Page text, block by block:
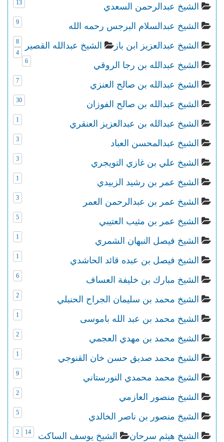
الشيخ عبدالرحمن السعدي 13
الشيخ عبدالسلام البرجس رحمه الله 9
الشيخ عبدالعزيز ابن باز 8 الشيخ عبدالله القصير
4
الشيخ عبدالله بن رجا الروقي 6
الشيخ عبدالله بن صالح العنزي 7
الشيخ عبدالله بن صالح الفوزان 30
الشيخ عبدالله بن عبدالعزيز العنقري 1
الشيخ عبدالمحسن العباد 3
الشيخ علي بن غازي التويجري 3
الشيخ عمر بن رشيد الزبيدي 1
الشيخ عمر بن عبدالرحمن العمر 3
الشيخ عمر بن مثيب العتيبي 5
الشيخ فيصل النبهان الشمري 1
الشيخ فيصل بن عبده قائد الحاشدي 1
الشيخ مبارك بن خليفة العساف 6
الشيخ محمد بن سليمان الجراح الحنبلي 2
الشيخ محمد بن عبد الله باموسى 1
الشيخ محمد بن مهدي العجمي 2
الشيخ محمد صديق حسن خان القنوجي 1
الشيخ محمد محمدي النورستاني 9
الشيخ منصور العازمي 2
الشيخ منصور بن ناصر الخالدي 5
الشيخ هيثم سرحان 2 الشيخ يوسف الساكت 14